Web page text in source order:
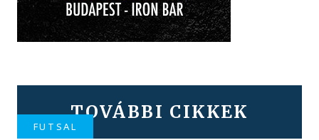
TOVÁBBI CIKKEK
FUTSAL